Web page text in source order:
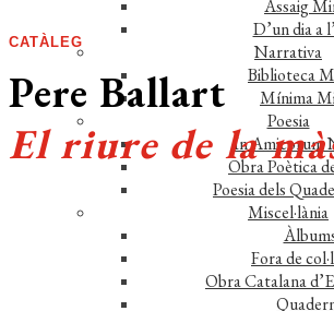
Assaig
D’un dia a
Narrativa
Biblioteca
Mínima
Poesia
In Amicorum
Obra Poètica
Poesia dels
Miscel·lània
Fora de
Obra Catalana
CATÀLEG
Pere Ballart
El riure de la
Comprar el llibre 18